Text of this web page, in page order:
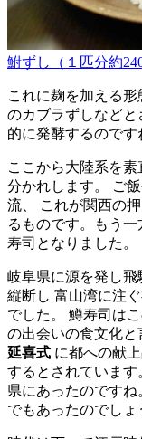
鮒ずし（１匹分約
これに麹を加える
のカブラずしなど
的に発酵するのです
ここから大陸系を
分かれします。 ご
流、 これが関西の
るものです。もう
寿司となりました。
岐阜県に源を発し
縦断し 富山湾に注
でした。 鱒寿司は
の出会いの食文化
延喜式 に都への献
するとされていま
県にあったのです
でもあったのでしょ